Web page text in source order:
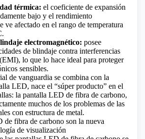
térmica: el coeficiente de expansión
bajo y el rendimiento
ve afectado en el rango de temperatura
electromagnético: posee
de blindaje contra interferencias
lo que lo hace ideal para proteger
sensibles.
de vanguardia se combina con la
LED, nace el “súper producto” en el
la pantalla LED de fibra de carbono,
muchos de los problemas de las
con estructura de metal.
de fibra de carbono son la nueva
de visualización